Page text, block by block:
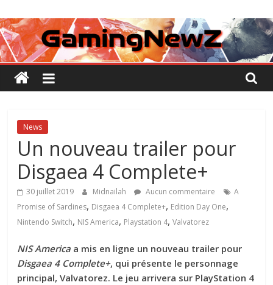
au
contenu
GamingNewZ
Tests
et
Actu
des
vidéo
News
Un nouveau trailer pour
Disgaea 4 Complete+
30 juillet 2019 Midnailah Aucun commentaire
A
Promise of Sardines, Disgaea 4 Complete+, Edition Day One,
Nintendo Switch, NIS America, Playstation 4,Valvatorez
NIS America a mis en ligne un nouveau trailer pour
Disgaea 4 Complete+, qui présente le personnage
principal, Valvatorez. Le jeu arrivera sur PlayStation 4